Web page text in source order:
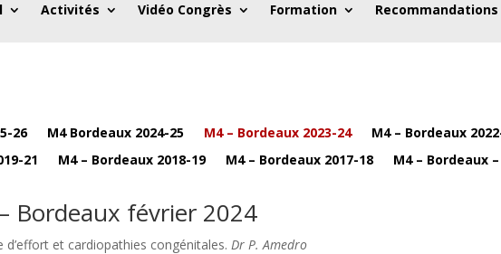
Activités Vidéo Congrès Formation Recommandations
26 M4 Bordeaux 2024-25 M4 – Bordeaux 2023-24 M4 – Bordeaux
21
M4 – Bordeaux 2018-19 M4 – Bordeaux 2017-18 M4 – Bordeaux
Bordeaux février 2024
d’effort et cardiopathies congénitales. Dr P. Amedro